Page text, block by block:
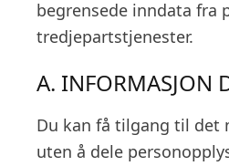
begrensede inndata fra
tredjepartstjenester.
A. INFORMASJON
Du kan få tilgang til det
uten å dele